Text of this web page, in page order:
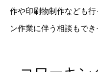
作や印刷物制作なども
ン作業に伴う相談もでき